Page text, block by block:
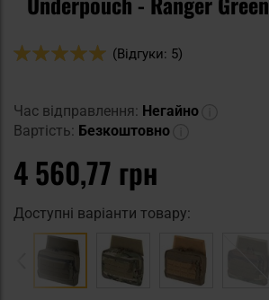
Оцінка:
(Відгуки: 5)
Час відправлення: Негайно
Вартість: Безкоштовно
4 560,77 грн
Доступні варіанти товару: